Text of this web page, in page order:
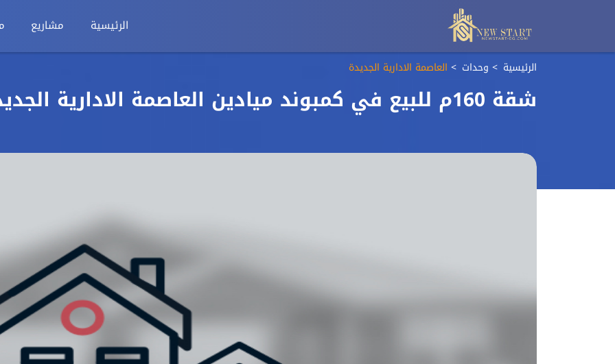
الرئيسية مشاريع
الرئيسية وحدات العاصمة الادارية الجديدة
شقة 160م للبيع في كمبوند ميادين العاصمة الادارية الجديدة